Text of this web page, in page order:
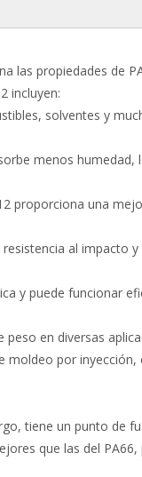
las propiedades de
incluyen:
solventes y
menos humedad,
proporciona una
al impacto
y puede funcionar
peso en diversas
moldeo por
tiene un punto de
que las del